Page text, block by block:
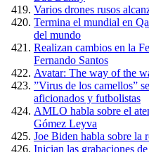
Varios drones rusos
Termina el mundial en
del mundo
Realizan cambios en la
Fernando Santos
Avatar: The way of the
”Virus de los camellos”
aficionados y futbolistas
AMLO habla sobre el
Gómez Leyva
Joe Biden habla sobre la
Inician las grabaciones